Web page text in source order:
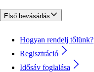
Első bevásárlás
Hogyan rendelj tőlünk?
Regisztráció
Idősáv foglalása